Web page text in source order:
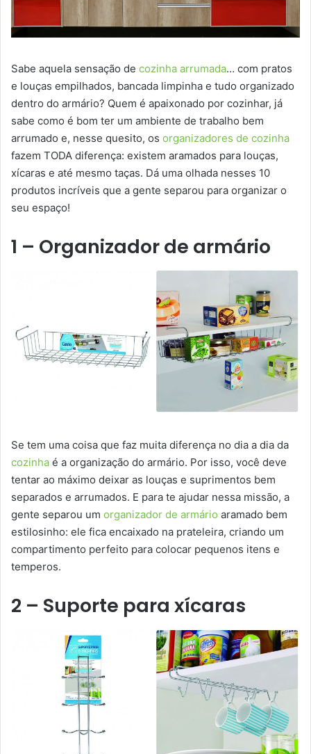
Sabe aquela sensação de cozinha arrumada… com pratos
e louças empilhados, bancada limpinha e tudo organizado
dentro do armário? Quem é apaixonado por cozinhar, já
sabe como é bom ter um ambiente de trabalho bem
arrumado e, nesse quesito, os organizadores de cozinha
fazem TODA diferença: existem aramados para louças,
xícaras e até mesmo taças. Dá uma olhada nesses 10
produtos incríveis que a gente separou para organizar o
seu espaço!
1 – Organizador de armário
Se tem uma coisa que faz muita diferença no dia a dia da
cozinha é a organização do armário. Por isso, você deve
tentar ao máximo deixar as louças e suprimentos bem
separados e arrumados. E para te ajudar nessa missão, a
gente separou um organizador de armário aramado bem
estilosinho: ele fica encaixado na prateleira, criando um
compartimento perfeito para colocar pequenos itens e
temperos.
2 – Suporte para xícaras